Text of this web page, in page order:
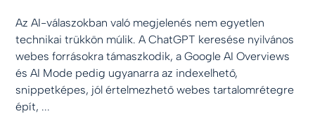
Az AI-válaszokban való megjelenés nem egyetlen
technikai trükkön múlik. A ChatGPT keresése nyilvános
webes forrásokra támaszkodik, a Google AI Overviews
és AI Mode pedig ugyanarra az indexelhető,
snippetképes, jól értelmezhető webes tartalomrétegre
épít, ...